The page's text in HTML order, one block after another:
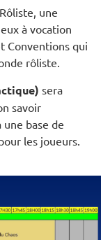
une
à vocation
Conventions qui
rôliste.
sera
savoir
base de
les joueurs.